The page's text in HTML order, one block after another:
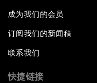
成为我们的会员
订阅我们的新闻稿
联系我们
快捷链接